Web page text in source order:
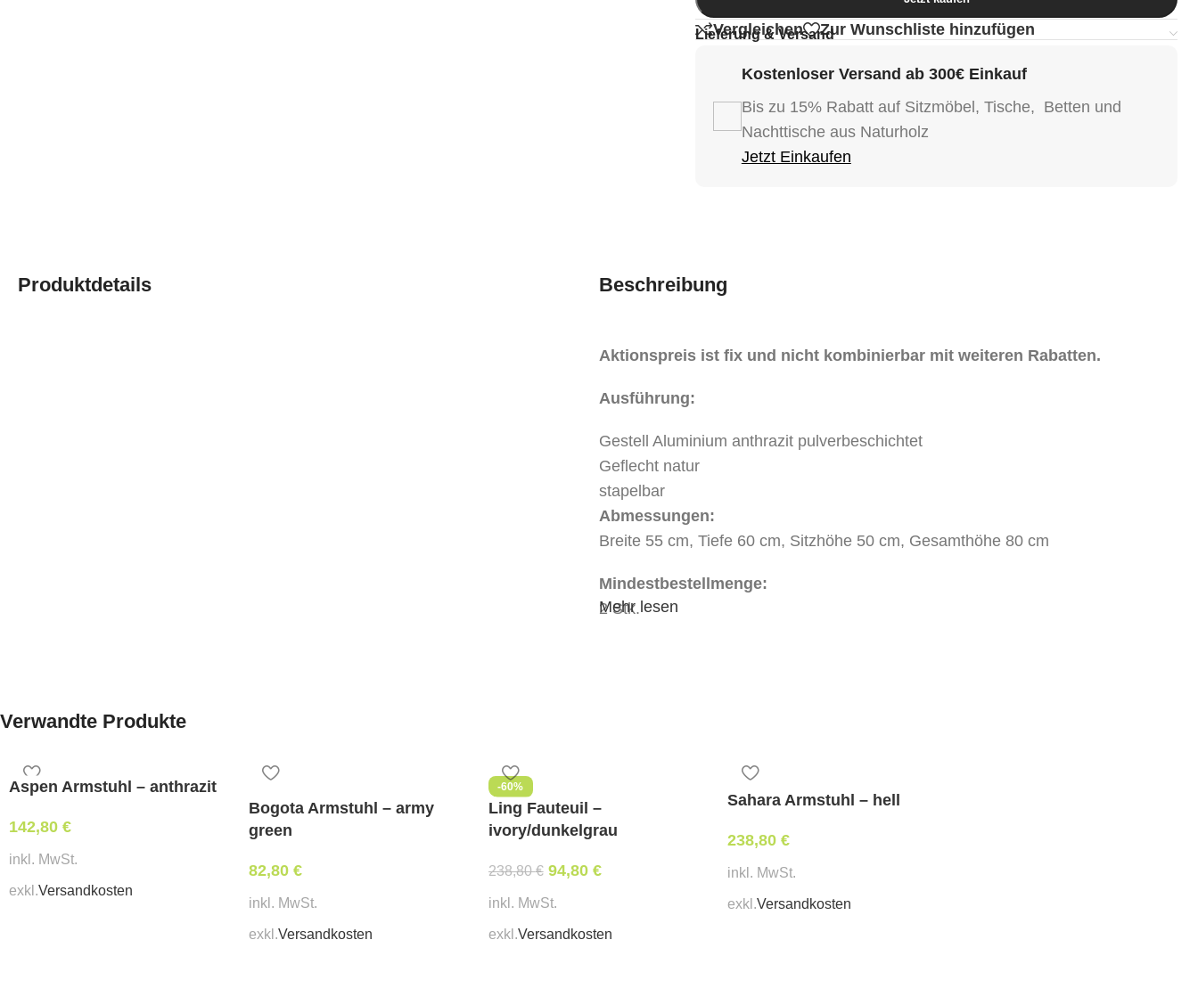
Vergleichen Zur Wunschliste hinzufügen
Lieferung & Versand
Kostenloser Versand ab 300€ Einkauf
Bis zu 15% Rabatt auf Sitzmöbel, Tische, Betten und
Nachttische aus Naturholz
Jetzt Einkaufen
Produktdetails Beschreibung
Aktionspreis ist fix und nicht kombinierbar mit weiteren Rabatten.
Ausführung:
Gestell Aluminium anthrazit pulverbeschichtet
Geflecht natur
stapelbar
Abmessungen:
Breite 55 cm, Tiefe 60 cm, Sitzhöhe 50 cm, Gesamthöhe 80 cm
Mindestbestellmenge:
2 Stk.
Mehr lesen
Verwandte Produkte
Aspen Armstuhl – anthrazit
142,80 €
inkl. MwSt.
exkl.Versandkosten
Bogota Armstuhl – army
green
82,80 €
inkl. MwSt.
exkl.Versandkosten
-60%
Ling Fauteuil –
ivory/dunkelgrau
238,80€ 94,80 €
inkl. MwSt.
exkl.Versandkosten
Sahara Armstuhl – hell
238,80€
inkl. MwSt.
exkl.Versandkosten